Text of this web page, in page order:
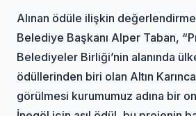
Alınan ödüle ilişkin
Belediye Başkanı Alper Taban,
Belediyeler Birliği’nin alanında
ödüllerinden biri olan Altın
görülmesi kurumumuz adına bir